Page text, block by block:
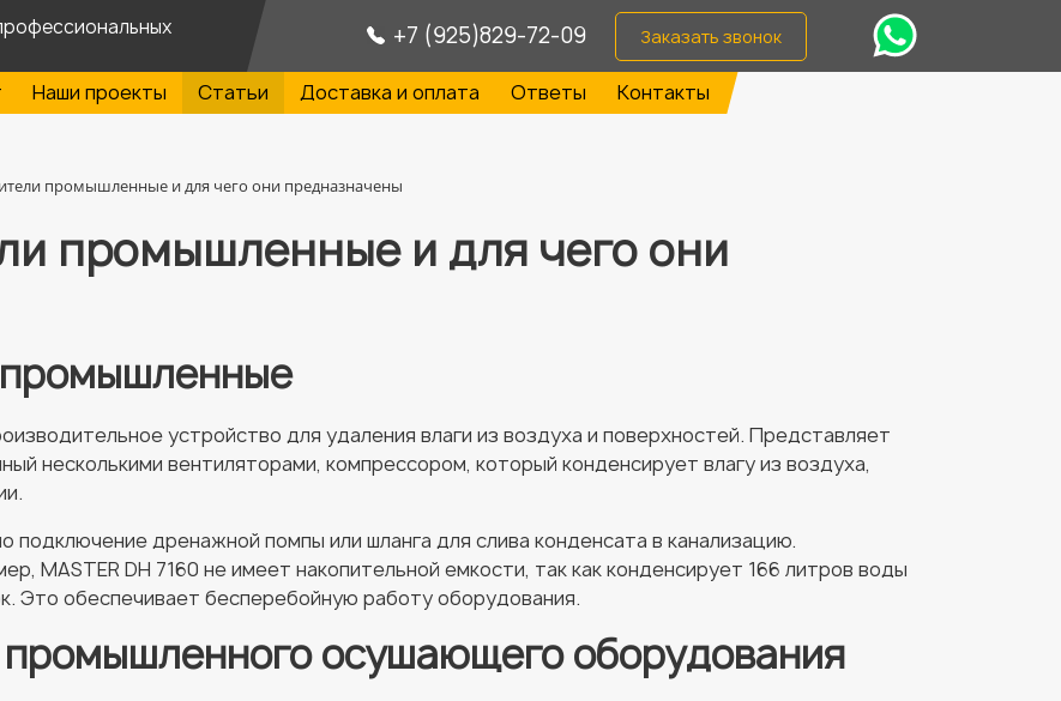
+7 (925)829-72-09 Заказать звонок
Наши проекты Статьи Доставка и оплата Ответы Контакты
промышленные и для чего они предназначены
промышленные и для чего они
промышленные
устройство для удаления влаги из воздуха и поверхностей. Представляет
несколькими вентиляторами, компрессором, который конденсирует влагу из воздуха,
дренажной помпы или шланга для слива конденсата в канализацию.
MASTER DH 7160 не имеет накопительной емкости, так как конденсирует 166 литров воды
Это обеспечивает бесперебойную работу оборудования.
осушающего оборудования